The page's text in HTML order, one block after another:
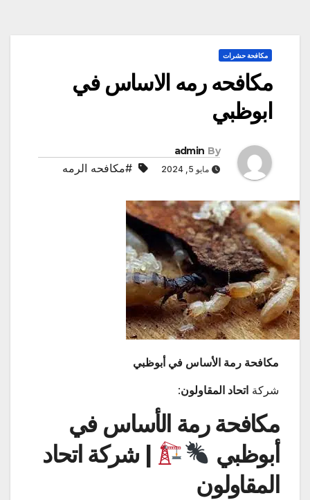
مكافحة حشرات
مكافحه رمه الاساس في
ابوظبي
By
admin
مايو 5, 2024 #مكافحه الرمه
مكافحة رمة الأساس في أبوظبي
شركة اتحاد المقاولون:
مكافحة رمة الأساس في
أبوظبي
| شركة اتحاد
المقاولون